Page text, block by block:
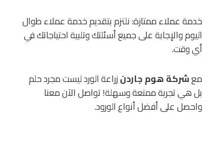
خدمة عملاء ممتازة: نلتزم بتقديم خدمة عملاء طوال
اليوم والإجابة على جميع أسئلتك وتلبية احتياجاتك في
أي وقت.
معشركة هوم جاردنزراعة الورد ليست مجرد حلم
بل هي تجربة ممتعة وسهلة! تواصل الآن معنا
واحصل على أفضل أنواع الورود.